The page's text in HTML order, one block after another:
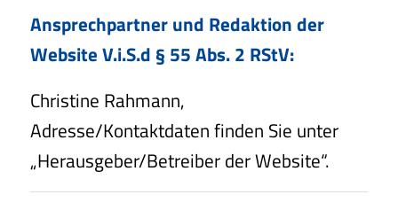
Ansprechpartner und Redaktion der
Website V.i.S.d § 55 Abs. 2 RStV:
Christine Rahmann,
Adresse/Kontaktdaten finden Sie unter
„Herausgeber/Betreiber der Website“.